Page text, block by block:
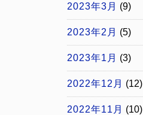
2023年3月 (9)
2023年2月 (5)
2023年1月 (3)
2022年12月 (12)
2022年11月 (10)